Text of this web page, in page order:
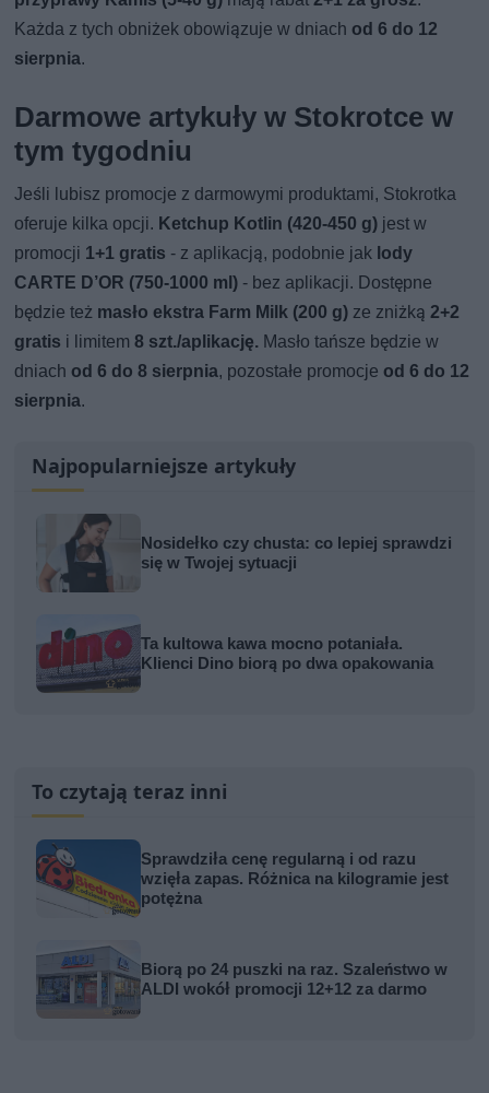
Każda z tych obniżek obowiązuje w dniach od 6 do 12
sierpnia.
Darmowe artykuły w Stokrotce w
tym tygodniu
Jeśli lubisz promocje z darmowymi produktami, Stokrotka
oferuje kilka opcji. Ketchup Kotlin (420-450 g) jest w
promocji 1+1 gratis - z aplikacją, podobnie jak lody
CARTE D’OR (750-1000 ml) - bez aplikacji. Dostępne
będzie też masło ekstra Farm Milk (200 g) ze zniżką2+2
gratis i limitem8 szt./aplikację. Masło tańsze będzie w
dniach od 6 do 8 sierpnia, pozostałe promocje od 6 do 12
sierpnia.
Najpopularniejsze artykuły
Nosidełko czy chusta: co lepiej sprawdzi
się w Twojej sytuacji
Ta kultowa kawa mocno potaniała.
Klienci Dino biorą po dwa opakowania
To czytają teraz inni
Sprawdziła cenę regularną i od razu
wzięła zapas. Różnica na kilogramie jest
potężna
Biorą po 24 puszki na raz. Szaleństwo w
ALDI wokół promocji 12+12 za darmo